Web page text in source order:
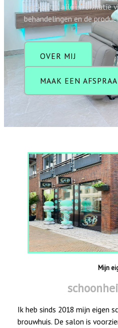
hier kunt u alle informatie
behandelingen en de
OVER MIJ
MAAK EEN
Mijn
Ik heb sinds 2018 mijn eigen
brouwhuis. De salon is